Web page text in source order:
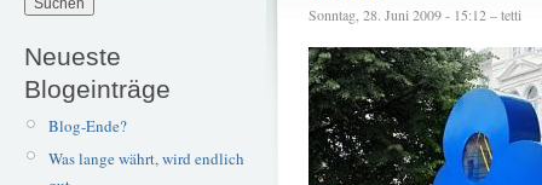
Neueste
Blogeinträge
Blog-Ende?
Was lange währt, wird endlich
Sonntag, 28. Juni 2009 - 15:12 – tetti